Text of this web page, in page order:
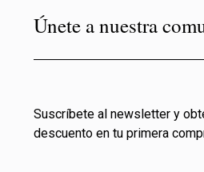
Únete a nuestra
Suscríbete al newsletter y
descuento en tu primera